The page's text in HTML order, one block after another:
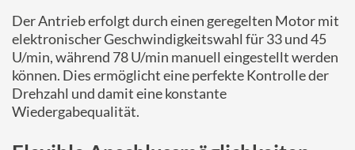
Der Antrieb erfolgt durch einen geregelten Motor mit
elektronischer Geschwindigkeitswahl für 33 und 45
U/min, während 78 U/min manuell eingestellt werden
können. Dies ermöglicht eine perfekte Kontrolle der
Drehzahl und damit eine konstante
Wiedergabequalität.